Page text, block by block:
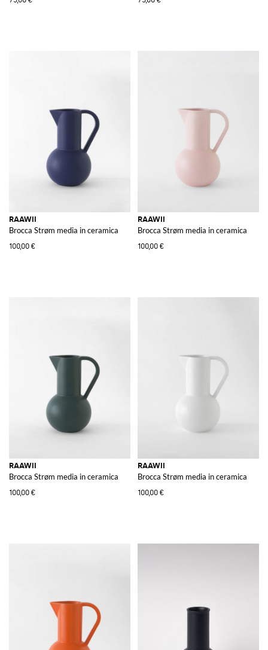
RAAWII
Brocca Strøm media in ceramica
100,00 €
RAAWII
Brocca Strøm media in ceramica
100,00 €
RAAWII
Brocca Strøm media in ceramica
100,00 €
RAAWII
Brocca Strøm media in ceramica
100,00 €